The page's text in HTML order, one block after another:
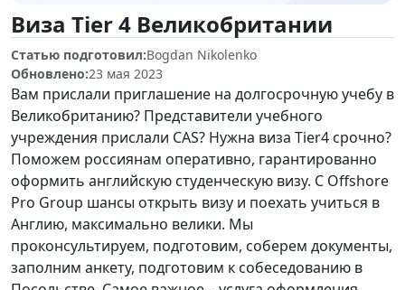
Виза Tier 4 Великобритании
Статью подготовил:Bogdan Nikolenko
Обновлено:23 мая 2023
Вам прислали приглашение на долгосрочнуюучебу в
Великобританию? Представители учебного
учреждения прислали CAS? Нужна виза Tier4 срочно?
Поможем россиянам оперативно, гарантированно
оформить английскую студенческую визу. С Offshore
Pro Group шансы открыть визу и поехать учиться в
Англию, максимально велики. Мы
проконсультируем, подготовим, соберем документы,
заполним анкету, подготовим к собеседованию в